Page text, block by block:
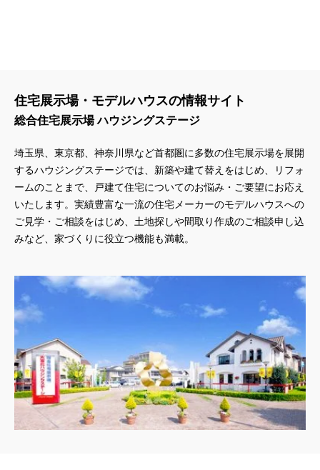
住宅展示場・モデルハウスの情報サイト
総合住宅展示場 ハウジングステージ
埼玉県、東京都、神奈川県など首都圏に多数の住宅展示場を展開
するハウジングステージでは、新築や建て替えをはじめ、リフォ
ームのことまで、戸建て住宅についてのお悩み・ご要望にお応え
いたします。実績豊富な一流の住宅メーカーのモデルハウスへの
ご見学・ご相談をはじめ、土地探しや間取り作成のご相談申し込
みなど、家づくりに役立つ機能も満載。